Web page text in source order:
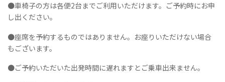
●車椅子の方は各便2台までご利用いただけます。ご予約時にお申
し出ください。
●座席を予約するものではありません。お座りいただけない場合
もございます。
●ご予約いただいた出発時間に遅れますとご乗車出来ません。